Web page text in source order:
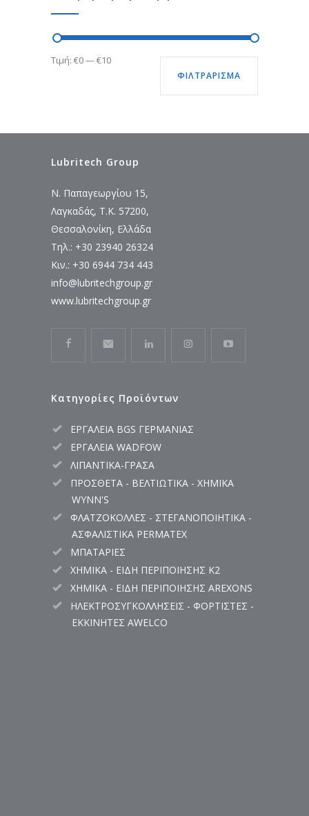
Ελάχιστη
Μέγιστη
ΦΙΛΤΡΆΡΙΣΜΑ
Τιμή: €0—€10
Lubritech Group
Ν. Παπαγεωργίου 15,
Λαγκαδάς, Τ.Κ. 57200,
Θεσσαλονίκη, Ελλάδα
Τηλ.: +30 23940 26324
Κιν.: +30 6944 734 443
info@lubritechgroup.gr
www.lubritechgroup.gr
Κατηγορίες Προϊόντων
ΕΡΓΑΛΕΙΑ BGS ΓΕΡΜΑΝΙΑΣ
ΕΡΓΑΛΕΙΑ WADFOW
ΛΙΠΑΝΤΙΚΑ-ΓΡΑΣΑ
ΠΡΟΣΘΕΤΑ - ΒΕΛΤΙΩΤΙΚΑ - ΧΗΜΙΚΑ
WYNN'S
ΦΛΑΤΖΟΚΟΛΛΕΣ - ΣΤΕΓΑΝΟΠΟΙΗΤΙΚΑ -
ΑΣΦΑΛΙΣΤΙΚΑ PERMATEX
ΜΠΑΤΑΡΙΕΣ
ΧΗΜΙΚΑ - ΕΙΔΗ ΠΕΡΙΠΟΙΗΣΗΣ K2
ΧΗΜΙΚΑ - ΕΙΔΗ ΠΕΡΙΠΟΙΗΣΗΣ AREXONS
ΗΛΕΚΤΡΟΣΥΓΚΟΛΛΗΣΕΙΣ - ΦΟΡΤΙΣΤΕΣ -
ΕΚΚΙΝΗΤΕΣ AWELCO